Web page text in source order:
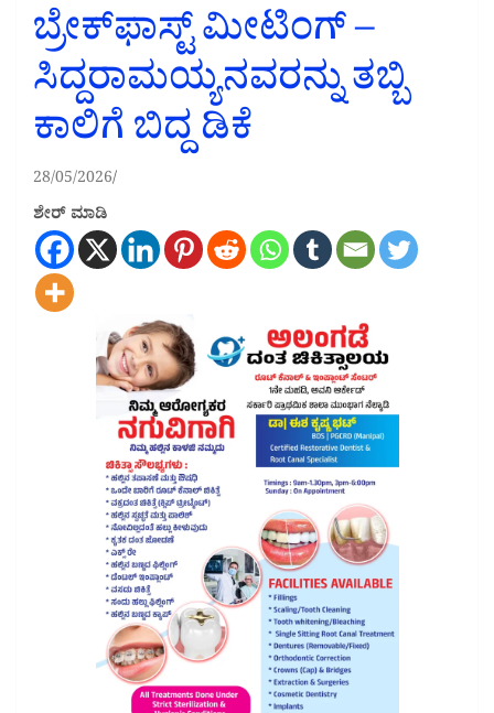
ಬ್ರೇಕ್‌ಫಾಸ್ಟ್‌ ಮೀಟಿಂಗ್‌ –
ಸಿದ್ದರಾಮಯ್ಯನವರನ್ನು ತಬ್ಬಿ
ಕಾಲಿಗೆ ಬಿದ್ದ ಡಿಕೆ
28/05/2026
ಶೇರ್ ಮಾಡಿ